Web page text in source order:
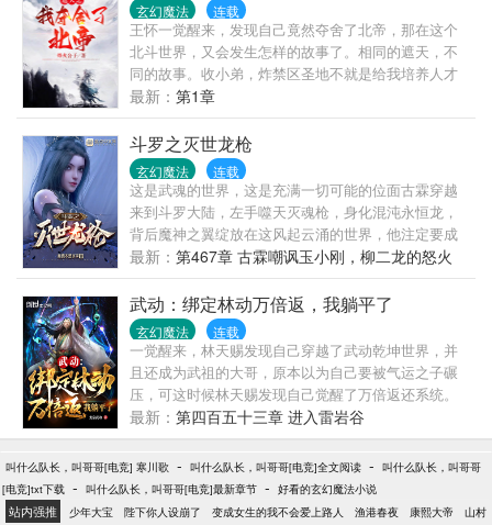
玄幻魔法 连载
王怀一觉醒来，发现自己竟然夺舍了北帝，那在这个
北斗世界，又会发生怎样的故事了。相同的遮天，不
同的故事。收小弟，炸禁区圣地不就是给我培养人才
的嘛太古王族就是给我收集资源的嘛七大禁地不就是
我的专属药园子嘛只要有充足的资源，在他的眼中，
大帝又算的...
最新： 第1章
斗罗之灭世龙枪
玄幻魔法 连载
这是武魂的世界，这是充满一切可能的位面古霖穿越
来到斗罗大陆，左手噬天灭魂枪，身化混沌永恒龙，
背后魔神之翼绽放在这风起云涌的世界，他注定要成
为那万古无一的灭世斗罗！
最新： 第467章 古霖嘲讽玉小刚，柳二龙的怒火
武动：绑定林动万倍返，我躺平了
玄幻魔法 连载
一觉醒来，林天赐发现自己穿越了武动乾坤世界，并
且还成为武祖的大哥，原本以为自己要被气运之子碾
压，可这时候林天赐发现自己觉醒了万倍返还系统。
林天赐直接绑定林动，从此开启了躺平之路。【叮！
林动获得了吞噬祖符，恭喜宿主获得万倍返还，获得
吞天魔罐！】【叮！林动获得了空间祖符，恭喜宿主
获得万倍返还，获得了虚空大帝之镜！】【叮！林动
获得大荒芜经，恭喜宿主获得万倍返还，获得了无始
最新： 第四百五十三章 进入雷岩谷
叫什么队长，叫哥哥[电竞] 寒川歌 - 叫什么队长，叫哥哥[电竞]全文阅读 - 叫什么队长，叫哥哥
[电竞]txt下载 - 叫什么队长，叫哥哥[电竞]最新章节 - 好看的玄幻魔法小说
站内强推 少年大宝 陛下你人设崩了 变成女生的我不会爱上路人 渔港春夜 康熙大帝
山村